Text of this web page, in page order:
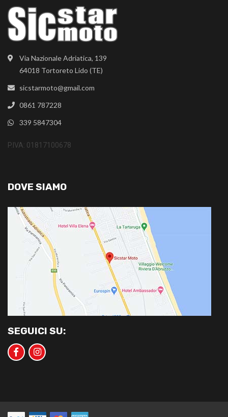
Via Nazionale Adriatica, 139
64018 Tortoreto Lido (TE)
sicstarmoto@gmail.com
0861 787228
339 5847304
P.IVA: 01817100678
DOVE SIAMO
SEGUICI SU: